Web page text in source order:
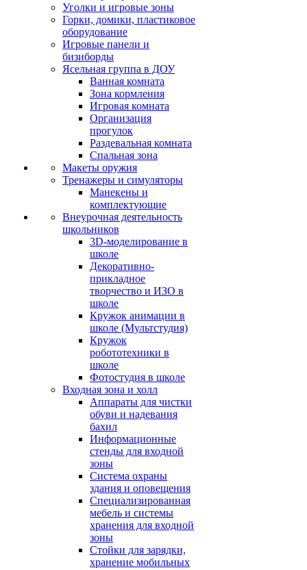
Уголки и игровые зоны
Горки, домики, пластиковое
оборудование
Игровые панели и
бизиборды
Ясельная группа в ДОУ
Ванная комната
Зона кормления
Игровая комната
Организация
прогулок
Раздевальная комната
Спальная зона
Макеты оружия
Тренажеры и симуляторы
Манекены и
комплектующие
Внеурочная деятельность
школьников
3D-моделирование в
школе
Декоративно-
прикладное
творчество и ИЗО в
школе
Кружок анимации в
школе (Мультстудия)
Кружок
робототехники в
школе
Фотостудия в школе
Входная зона и холл
Аппараты для чистки
обуви и надевания
бахил
Информационные
стенды для входной
зоны
Система охраны
здания и оповещения
Специализированная
мебель и системы
хранения для входной
зоны
Стойки для зарядки,
хранение мобильных